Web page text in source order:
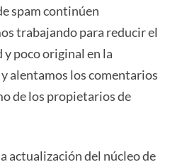
spam continúen
trabajando para reducir el
poco original en la
alentamos los comentarios
de los propietarios de
actualización del núcleo de